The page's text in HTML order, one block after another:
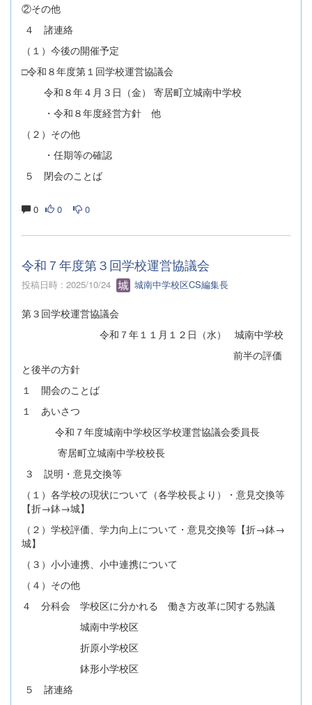
②その他
４ 諸連絡
（１）今後の開催予定
□令和８年度第１回学校運営協議会
令和８年４月３日（金） 寄居町立城南中学校
・令和８年度経営方針 他
（２）その他
・任期等の確認
５ 閉会のことば
0 0 0
令和７年度第３回学校運営協議会
投稿日時 : 2025/10/24 城南中学校区CS編集長
第３回学校運営協議会
令和７年１１月１２日（水） 城南中学校
前半の評価
と後半の方針
１ 開会のことば
１ あいさつ
令和７年度城南中学校区学校運営協議会委員長
寄居町立城南中学校校長
３ 説明・意見交換等
（１）各学校の現状について（各学校長より）・意見交換等
【折→鉢→城】
（２）学校評価、学力向上について・意見交換等【折→鉢→
城】
（３）小小連携、小中連携について
（４）その他
４ 分科会 学校区に分かれる 働き方改革に関する熟議
城南中学校区
折原小学校区
鉢形小学校区
５ 諸連絡